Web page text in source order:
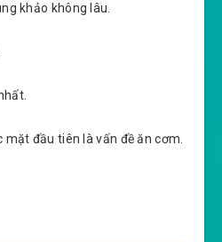
khảo không lâu.
đầu tiên là vấn đề ăn cơm.